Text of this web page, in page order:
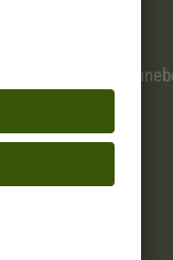
Fisch und